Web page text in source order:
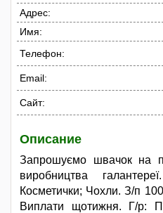
Адрес:
Имя:
Телефон:
Email:
Сайт:
Описание
Запрошуємо швачок на
виробництва
Косметички; Чохли. З/п
Виплати щотижня. Г/р: